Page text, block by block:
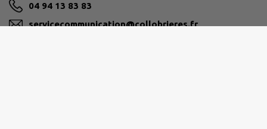
04 94 13 83 83
servicecommunication@collobrieres.fr